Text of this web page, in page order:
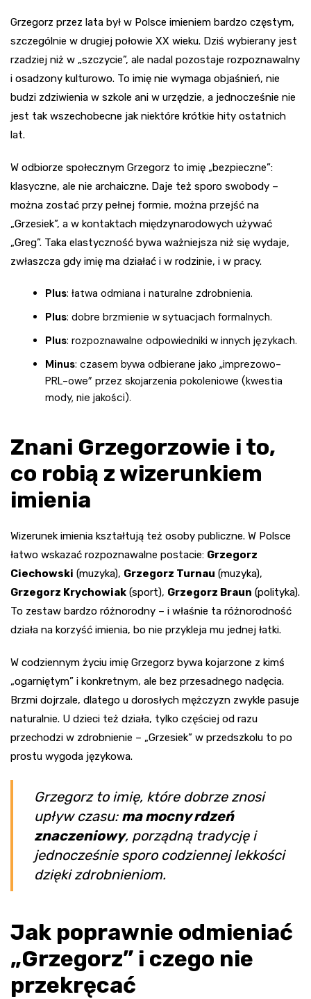
Grzegorz przez lata był w Polsce imieniem bardzo częstym,
szczególnie w drugiej połowie XX wieku. Dziś wybierany jest
rzadziej niż w „szczycie”, ale nadal pozostaje rozpoznawalny
i osadzony kulturowo. To imię nie wymaga objaśnień, nie
budzi zdziwienia w szkole ani w urzędzie, a jednocześnie nie
jest tak wszechobecne jak niektóre krótkie hity ostatnich
lat.
W odbiorze społecznym Grzegorz to imię „bezpieczne”:
klasyczne, ale nie archaiczne. Daje też sporo swobody –
można zostać przy pełnej formie, można przejść na
„Grzesiek”, a w kontaktach międzynarodowych używać
„Greg”. Taka elastyczność bywa ważniejsza niż się wydaje,
zwłaszcza gdy imię ma działać i w rodzinie, i w pracy.
Plus: łatwa odmiana i naturalne zdrobnienia.
Plus: dobre brzmienie w sytuacjach formalnych.
Plus: rozpoznawalne odpowiedniki w innych językach.
Minus: czasem bywa odbierane jako „imprezowo-
PRL-owe” przez skojarzenia pokoleniowe (kwestia
mody, nie jakości).
Znani Grzegorzowie i to,
co robią z wizerunkiem
imienia
Wizerunek imienia kształtują też osoby publiczne. W Polsce
łatwo wskazać rozpoznawalne postacie: Grzegorz
Ciechowski (muzyka), Grzegorz Turnau (muzyka),
Grzegorz Krychowiak (sport), Grzegorz Braun (polityka).
To zestaw bardzo różnorodny – i właśnie ta różnorodność
działa na korzyść imienia, bo nie przykleja mu jednej łatki.
W codziennym życiu imię Grzegorz bywa kojarzone z kimś
„ogarniętym” i konkretnym, ale bez przesadnego nadęcia.
Brzmi dojrzale, dlatego u dorosłych mężczyzn zwykle pasuje
naturalnie. U dzieci też działa, tylko częściej od razu
przechodzi w zdrobnienie – „Grzesiek” w przedszkolu to po
prostu wygoda językowa.
Grzegorz to imię, które dobrze znosi
upływ czasu: ma mocny rdzeń
znaczeniowy, porządną tradycję i
jednocześnie sporo codziennej lekkości
dzięki zdrobnieniom.
Jak poprawnie odmieniać
„Grzegorz” i czego nie
przekręcać